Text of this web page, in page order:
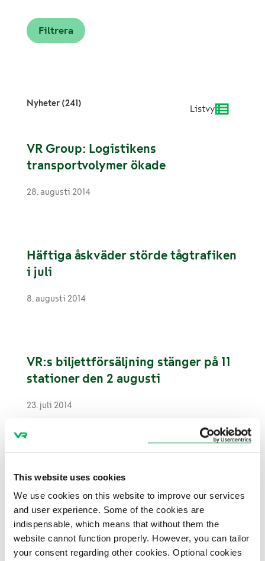
This website uses cookies
We use cookies on this website to improve our services
and user experience. Some of the cookies are
indispensable, which means that without them the
website cannot function properly. However, you can tailor
your consent regarding other cookies. Optional cookies
Nyheter (241)
Listvy
VR Group: Logistikens
transportvolymer ökade
28. augusti 2014
Häftiga åskväder störde tågtrafiken
i juli
8. augusti 2014
VR:s biljettförsäljning stänger på 11
stationer den 2 augusti
23. juli 2014
under samma period i fjol
8. juli 2014